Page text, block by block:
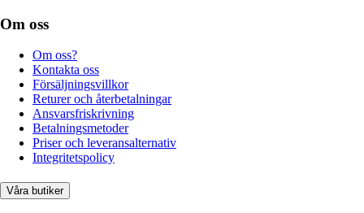
Om oss
Om oss?
Kontakta oss
Försäljningsvillkor
Returer och återbetalningar
Ansvarsfriskrivning
Betalningsmetoder
Priser och leveransalternativ
Integritetspolicy
Våra butiker